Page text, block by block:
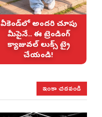
వీకెండ్‌లో అందరి చూపు
మీపైనే.. ఈ ట్రెండింగ్
క్యాజువల్ లుక్స్ ట్రై
చేయండి!
ఇంకా చదవండి